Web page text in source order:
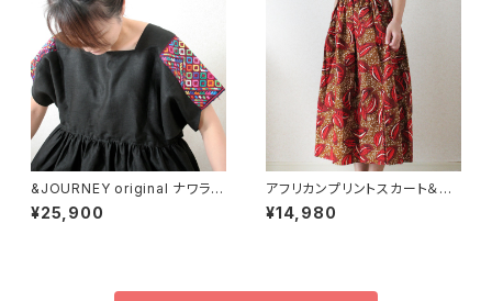
&JOURNEY original ナワラ織
り袖のリネンワンピース/ black
/287a/ GUATEMALA グアテ
¥25,900
アフリカンプリントスカート＆ヘ
アバンドセット/195a/ &JOURN
EY orginal
¥14,980